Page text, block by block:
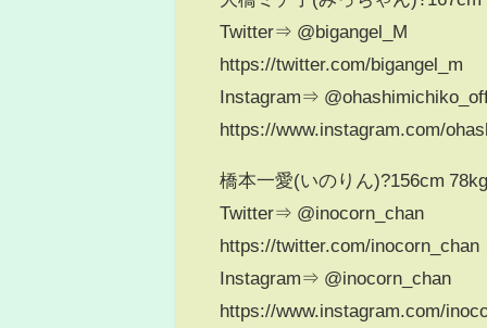
Twitter⇒ @bigangel_M
https://twitter.com/bigangel_m
Instagram⇒
https://www.instagram.com/
橋本一愛(いのりん)?156cm
Twitter⇒ @inocorn_chan
https://twitter.com/inocorn_chan
Instagram⇒ @inocorn_chan
https://www.instagram.com/